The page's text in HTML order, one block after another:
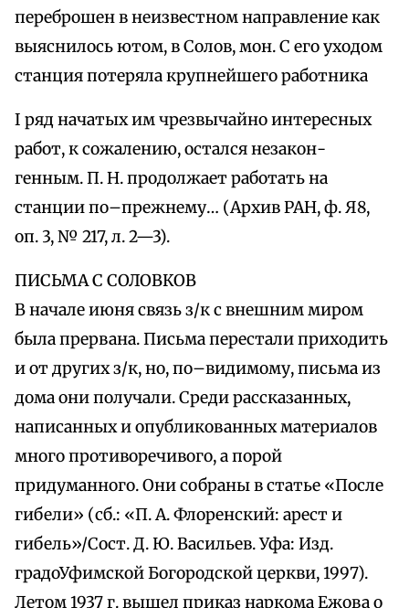
переброшен в неизвестном направление как
выяснилось ютом, в Солов, мон. С его уходом
станция потеряла крупнейшего работника
I ряд начатых им чрезвычайно интересных
работ, к сожалению, остался незакон-
генным. П. Н. продолжает работать на
станции по–прежнему… (Архив РАН, ф. Я8,
оп. 3, № 217, л. 2—3).
ПИСЬМА С СОЛОВКОВ
В начале июня связь з/к с внешним миром
была прервана. Письма перестали приходить
и от других з/к, но, по–видимому, письма из
дома они получали. Среди рассказанных,
написанных и опубликованных материалов
много противоречивого, а порой
придуманного. Они собраны в статье «После
гибели» (сб.: «П. А. Флоренский: арест и
гибель»/Сост. Д. Ю. Васильев. Уфа: Изд.
градоУфимской Богородской церкви, 1997).
Летом 1937 г. вышел приказ наркома Ежова о